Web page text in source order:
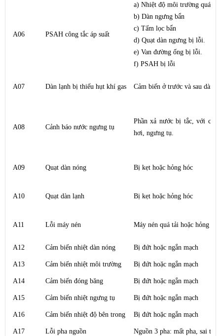
A06 PSAH công tắc áp suất
a) Nhiệt độ môi trường quá
b) Dàn ngưng bẩn
c) Tấm lọc bẩn
d) Quạt dàn ngưng bị lỗi.
e) Van đường ống bị lỗi.
f) PSAH bị lỗi
A07 Dàn lạnh bị thiếu hụt khí gas Cảm biến ở trước và sau dàn
A08 Cảnh báo nước ngưng tụ
Phần xả nước bị tắc, với các
hơi, ngưng tụ.
A09 Quạt dàn nóng Bị kẹt hoặc hỏng hóc
A10 Quạt dàn lạnh Bị kẹt hoặc hỏng hóc
A11 Lỗi máy nén Máy nén quá tải hoặc hỏng hóc
A12 Cảm biến nhiệt dàn nóng Bị đứt hoặc ngắn mạch
A13 Cảm biến nhiệt môi trường Bị đứt hoặc ngắn mạch
A14 Cảm biến đóng băng Bị đứt hoặc ngắn mạch
A15 Cảm biến nhiệt ngưng tụ Bị đứt hoặc ngắn mạch
A16 Cảm biến nhiệt độ bên trong Bị đứt hoặc ngắn mạch
A17 Lỗi pha nguồn Nguồn 3 pha: mất pha, sai thứ